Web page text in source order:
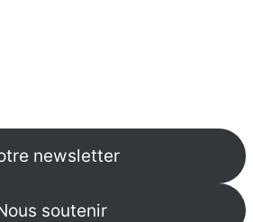
newsletter
soutenir